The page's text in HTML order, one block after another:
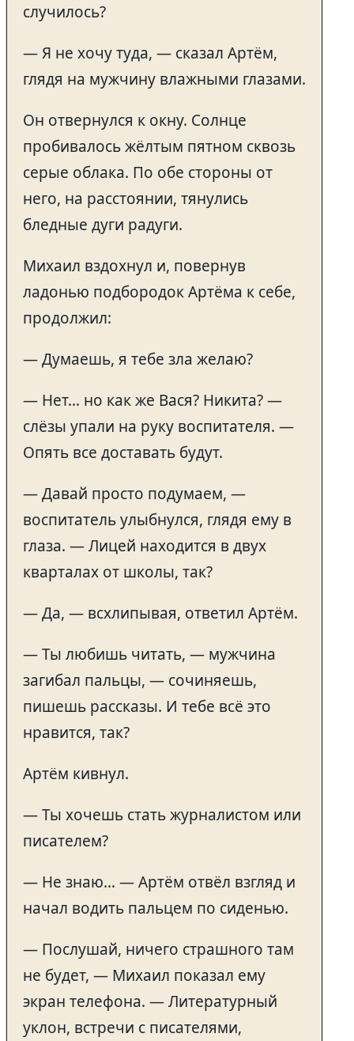
случилось?
— Я не хочу туда, — сказал Артём,
глядя на мужчину влажными глазами.
Он отвернулся к окну. Солнце
пробивалось жёлтым пятном сквозь
серые облака. По обе стороны от
него, на расстоянии, тянулись
бледные дуги радуги.
Михаил вздохнул и, повернув
ладонью подбородок Артёма к себе,
продолжил:
— Думаешь, я тебе зла желаю?
— Нет… но как же Вася? Никита? —
слёзы упали на руку воспитателя. —
Опять все доставать будут.
— Давай просто подумаем, —
воспитатель улыбнулся, глядя ему в
глаза. — Лицей находится в двух
кварталах от школы, так?
— Да, — всхлипывая, ответил Артём.
— Ты любишь читать, — мужчина
загибал пальцы, — сочиняешь,
пишешь рассказы. И тебе всё это
нравится, так?
Артём кивнул.
— Ты хочешь стать журналистом или
писателем?
— Не знаю… — Артём отвёл взгляд и
начал водить пальцем по сиденью.
— Послушай, ничего страшного там
не будет, — Михаил показал ему
экран телефона. — Литературный
уклон, встречи с писателями,